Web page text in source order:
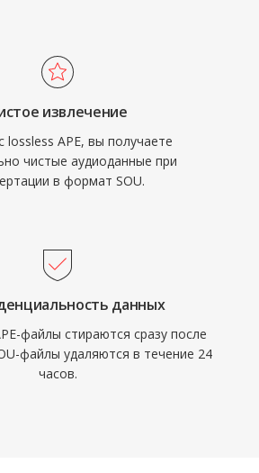
извлечение
lossless APE, вы получаете
чистые аудиоданные при
в формат SOU.
данных
файлы стираются сразу после
файлы удаляются в течение 24
часов.